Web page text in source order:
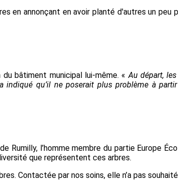
en annonçant en avoir plantéd'autres un peu
du bâtiment municipal lui-même. «Au départ,
aindiqué qu’il ne poserait plus problème à
Rumilly, l’homme membre du partie Europe
que représentent ces arbres.
Contactée par nos soins, elle n’a pas